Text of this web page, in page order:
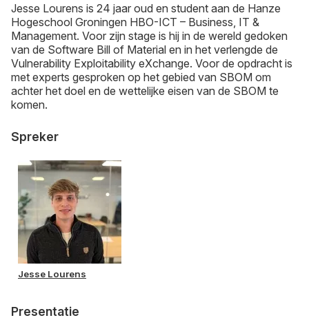
Jesse Lourens is 24 jaar oud en student aan de Hanze
Hogeschool Groningen HBO-ICT – Business, IT &
Management. Voor zijn stage is hij in de wereld gedoken
van de Software Bill of Material en in het verlengde de
Vulnerability Exploitability eXchange. Voor de opdracht is
met experts gesproken op het gebied van SBOM om
achter het doel en de wettelijke eisen van de SBOM te
komen.
Spreker
Jesse Lourens
Presentatie